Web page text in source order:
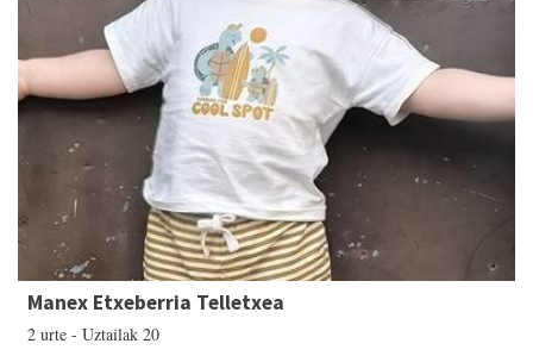
Manex Etxeberria Telletxea
2 urte - Uztailak 20